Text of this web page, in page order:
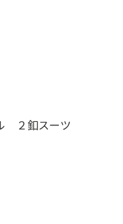
２釦スーツ